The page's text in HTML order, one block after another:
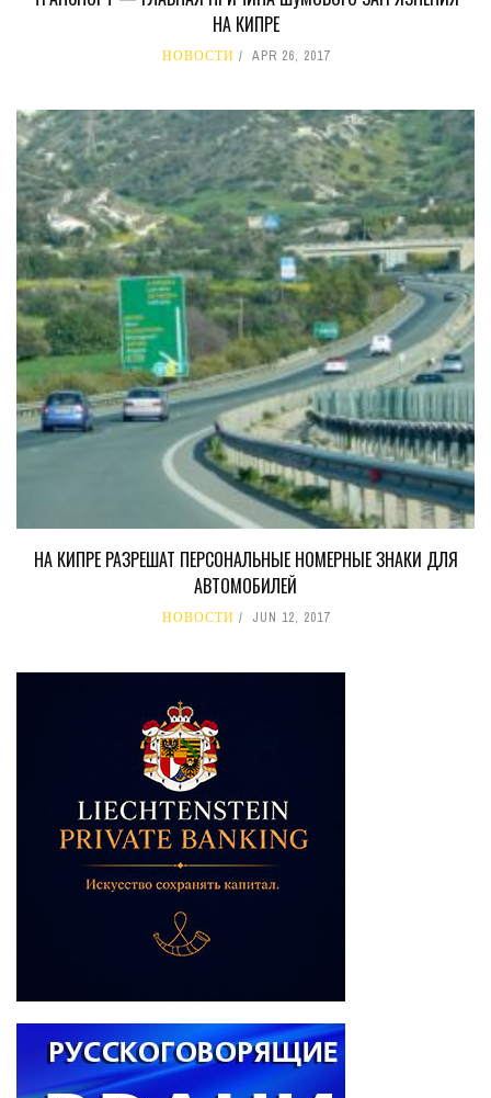
НА КИПРЕ
НОВОСТИ APR 26, 2017
НА КИПРЕ РАЗРЕШАТ ПЕРСОНАЛЬНЫЕ НОМЕРНЫЕ ЗНАКИ ДЛЯ
АВТОМОБИЛЕЙ
НОВОСТИ JUN 12, 2017